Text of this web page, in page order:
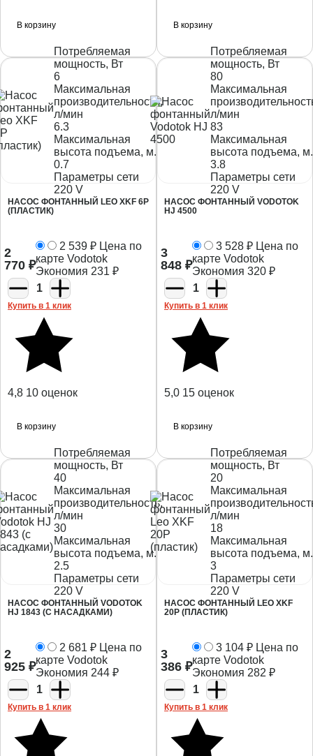
В корзину В корзину
Потребляемая
мощность, Вт
6
Максимальная
производительность,
л/мин
6.3
Максимальная
высота подъема, м.
0.7
Параметры сети
220 V
НАСОС ФОНТАННЫЙ LEO XKF 6P
(ПЛАСТИК)
2
770 ₽
2 539 ₽ Цена по
карте Vodotok
Экономия 231 ₽
1
Купить в 1 клик
4,8 10 оценок
В корзину
Потребляемая
мощность, Вт
80
Максимальная
л/мин
83
Максимальная
высота подъема, м.
3.8
Параметры сети
220 V
НАСОС ФОНТАННЫЙ VODOTOK
HJ 4500
3
848 ₽
3 528 ₽ Цена по
карте Vodotok
Экономия 320 ₽
1
Купить в 1 клик
5,0 15 оценок
В корзину
Потребляемая
мощность, Вт
40
Максимальная
производительность,
л/мин
30
Максимальная
высота подъема, м.
2.5
Параметры сети
220 V
НАСОС ФОНТАННЫЙ VODOTOK
HJ 1843 (С НАСАДКАМИ)
2
925 ₽
2 681 ₽ Цена по
карте Vodotok
Экономия 244 ₽
1
Купить в 1 клик
Потребляемая
мощность, Вт
20
Максимальная
л/мин
18
Максимальная
высота подъема, м.
3
Параметры сети
220 V
НАСОС ФОНТАННЫЙ LEO XKF
20P (ПЛАСТИК)
3
386 ₽
3 104 ₽ Цена по
карте Vodotok
Экономия 282 ₽
1
Купить в 1 клик